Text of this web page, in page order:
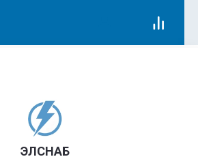
ЭЛСНАБ